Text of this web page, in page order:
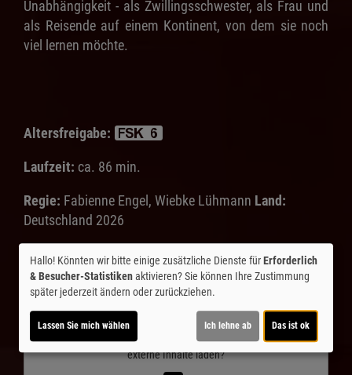
Unabhängigkeit - als Zwillingsschwester, als Frau und
als Reisende auf einem Kontinent, von dem sie noch
viel lernen möchte.
Altersfreigabe:
Laufzeit: ca. 86 min.
Regie: Fabienne Engel, Wiebke Lühmann Land:
Deutschland 2026
Inhalte zum Teil von
© CINEPROG ...macht Lust auf Ihr Kino!
Möchten Sie vonYoutube (Trailer ansehen)bereitgestellte
externe Inhalte laden?
Hallo! Könnten wir bitte einige zusätzliche Dienste fürErforderlich
& Besucher-Statistikenaktivieren? Sie können Ihre Zustimmung
später jederzeit ändern oder zurückziehen.
Lassen Sie mich wählen Ich lehne ab Das ist ok